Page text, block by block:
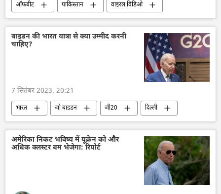
ऑफबीट पाकिस्तान
वाइरल विडिओ
दक्षिण एशिया
विवाह
बाइडन की भारत यात्रा से क्या उम्मीद करनी
चाहिए?
7 सितंबर 2023, 20:21
भारत जो बाइडन जी20
दिल्ली
वैश्विक दक्षिण
नरेन्द्र मोदी
अमेरिका
सर्गे लवरोव
एस. जयशंकर
संयुक्त राष्ट्र
अमेरिका निकट भविष्य में यूक्रेन को और
अधिक क्लस्टर बम भेजेगा: रिपोर्ट